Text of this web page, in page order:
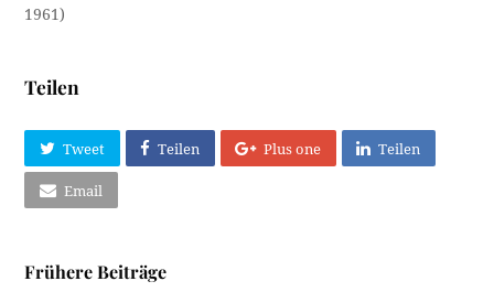
1961)
Teilen
Tweet Teilen Plus one Teilen
Email
Frühere Beiträge